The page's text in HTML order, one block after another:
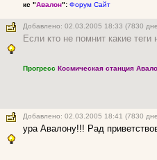
кс "Авалон": Форум Сайт
Добавлено: 02.03.2005 18:33 (7830
Если кто не помнит какие
Прогресс Космическая станция
Добавлено: 02.03.2005 18:41 (7830
ура Авалону!!! Рад